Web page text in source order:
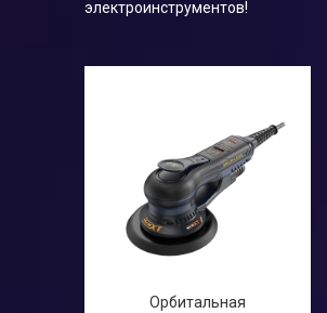
электроинструментов!
Орбитальная